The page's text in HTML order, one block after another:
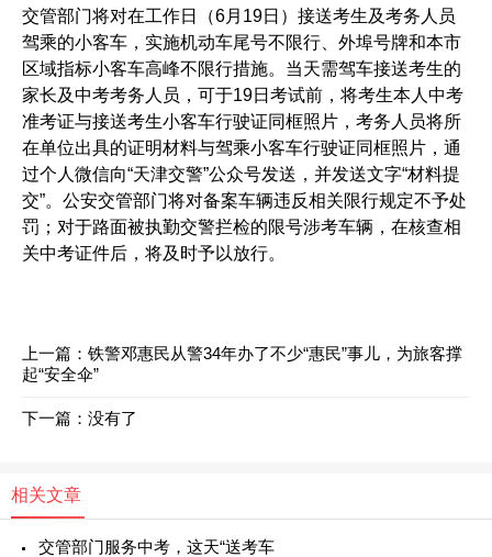
交管部门将对在工作日（6月19日）接送考生及考务人员
驾乘的小客车，实施机动车尾号不限行、外埠号牌和本市
区域指标小客车高峰不限行措施。当天需驾车接送考生的
家长及中考考务人员，可于19日考试前，将考生本人中考
准考证与接送考生小客车行驶证同框照片，考务人员将所
在单位出具的证明材料与驾乘小客车行驶证同框照片，通
过个人微信向“天津交警”公众号发送，并发送文字“材料提
交”。公安交管部门将对备案车辆违反相关限行规定不予处
罚；对于路面被执勤交警拦检的限号涉考车辆，在核查相
关中考证件后，将及时予以放行。
上一篇： 铁警邓惠民从警34年办了不少“惠民”事儿，为旅客撑
起“安全伞”
下一篇：没有了
相关文章
交管部门服务中考，这天“送考车